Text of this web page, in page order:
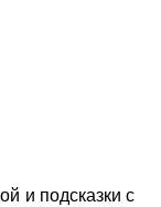
и подсказки с